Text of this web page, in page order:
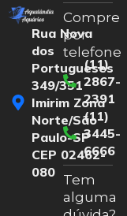
Rua Nova
dos
Portugueses
349/351
Imirim Zona
Norte/São
Paulo-SP
CEP 02462-
080
Compre
por
telefone
(11)
2867-
2391
(11)
3445-
6666
Tem
alguma